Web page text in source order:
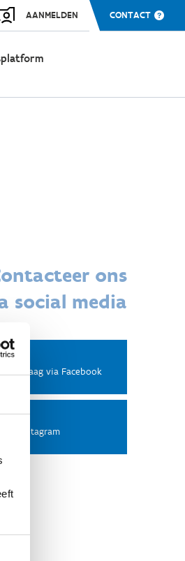
AANMELDEN CONTACT
ons
social media
een vraag via Facebook
op Instagram